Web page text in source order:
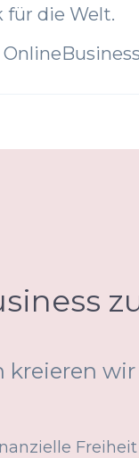
für die Welt.